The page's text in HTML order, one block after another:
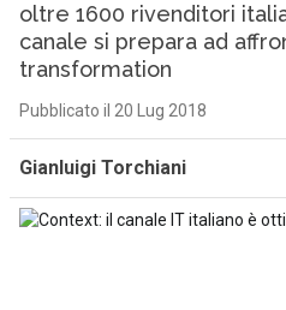
oltre 1600 rivenditori
canale si prepara ad
transformation
Pubblicato il 20 Lug 2018
Gianluigi Torchiani